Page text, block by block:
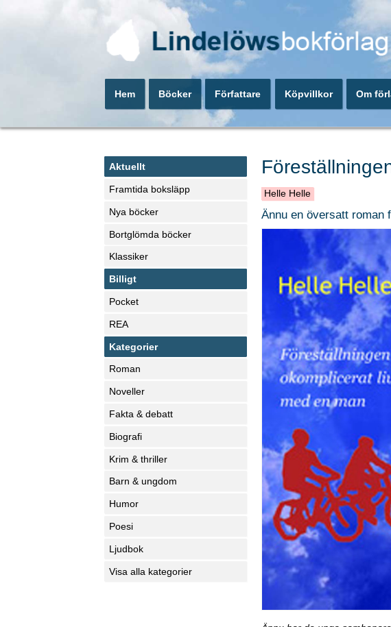
Hem Böcker Författare Köpvillkor Om
Aktuellt
Framtida boksläpp
Nya böcker
Bortglömda böcker
Klassiker
Billigt
Pocket
REA
Kategorier
Roman
Noveller
Fakta & debatt
Biografi
Krim & thriller
Barn & ungdom
Humor
Poesi
Ljudbok
Visa alla kategorier
Helle Helle
Ännu en översatt roman